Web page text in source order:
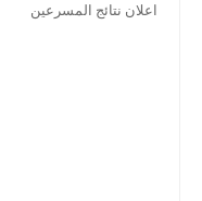
اعلان نتائج المسرعين